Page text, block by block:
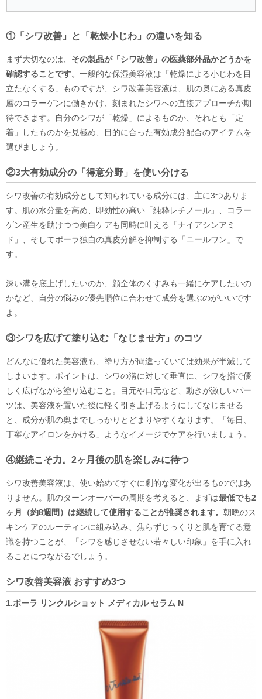
①「シワ改善」と「乾燥小じわ」の違いを知る
まず大切なのは、 その製品が「シワ改善」の医薬部外品かどうかを
確認することです。 一般的な保湿美容液は「乾燥による小じわを目
立たなくする」ものですが、シワ改善美容液は、肌の奥にある真皮
層のコラーゲンに働きかけ、刻まれたシワへの直接アプローチが期
待できます。自分のシワが「乾燥」によるものか、それとも「定
着」したものかを見極め、目的に合った有効成分配合のアイテムを
選びましょう。
②3大有効成分の「得意分野」を使い分ける
シワ改善の有効成分として知られている成分には、主に3つありま
す。肌の水分量を高め、即効性の高い「純粋レチノール」、コラー
ゲン産生を助けつつ美白ケアも同時に叶える「ナイアシンアミ
ド」、そしてポーラ独自の真皮分解を抑制する「ニールワン」で
す。
深い溝を底上げしたいのか、顔全体のくすみも一緒にケアしたいの
かなど、自分の悩みの優先順位に合わせて成分を選ぶのがいいです
よ。
③シワを広げて塗り込む「なじませ方」のコツ
どんなに優れた美容液も、塗り方が間違っていては効果が半減して
しまいます。ポイントは、シワの溝に対して垂直に、シワを指で優
しく広げながら塗り込むこと。目元や口元など、動きが激しいパー
ツは、美容液を置いた後に軽く引き上げるようにしてなじませる
と、成分が肌の奥までしっかりとどまりやすくなります。「毎日、
丁寧なアイロンをかける」ようなイメージでケアを行いましょう。
④継続こそ力。2ヶ月後の肌を楽しみに待つ
シワ改善美容液は、使い始めてすぐに劇的な変化が出るものではあ
りません。肌のターンオーバーの周期を考えると、まずは最低でも2
ヶ月（約8週間）は継続して使用することが推奨されます。 朝晩のス
キンケアのルーティンに組み込み、焦らずじっくりと肌を育てる意
識を持つことが、「シワを感じさせない若々しい印象」を手に入れ
ることにつながるでしょう。
シワ改善美容液 おすすめ3つ
1.ポーラ リンクルショット メディカル セラム N